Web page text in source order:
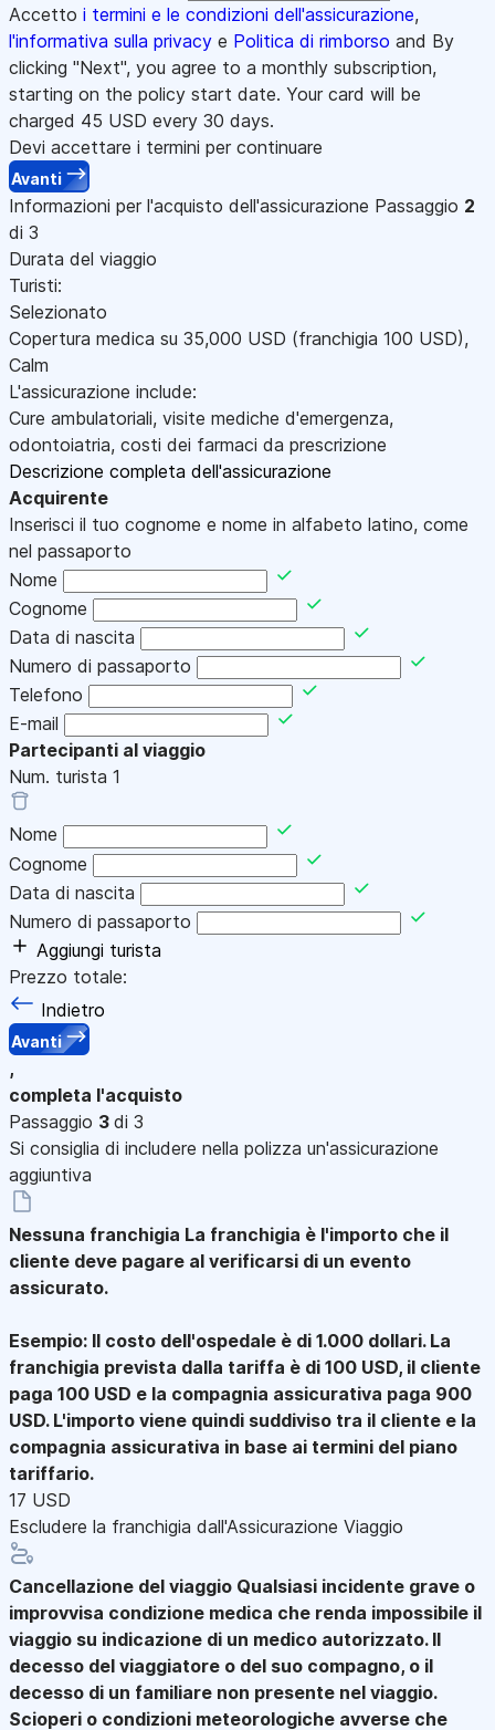
Accetto i termini e le condizioni dell'assicurazione,
l'informativa sulla privacy e Politica di rimborso and By
clicking "Next", you agree to a monthly subscription,
starting on the policy start date. Your card will be
charged 45 USD every 30 days.
Devi accettare i termini per continuare
Avanti
Informazioni per l'acquisto dell'assicurazione Passaggio 2
di 3
Durata del viaggio
Turisti:
Selezionato
Copertura medica su 35,000 USD (franchigia 100 USD),
Calm
L'assicurazione include:
Cure ambulatoriali, visite mediche d'emergenza,
odontoiatria, costi dei farmaci da prescrizione
Descrizione completa dell'assicurazione
Acquirente
Inserisci il tuo cognome e nome in alfabeto latino, come
nel passaporto
Nome
Cognome
Data di nascita
Numero di passaporto
Telefono
E-mail
Partecipanti al viaggio
Num. turista 1
Nome
Cognome
Data di nascita
Numero di passaporto
Aggiungi turista
Prezzo totale:
Indietro
Avanti
,
completa l'acquisto
Passaggio 3 di 3
Si consiglia di includere nella polizza un'assicurazione
aggiuntiva
Nessuna franchigia La franchigia è l'importo che il
cliente deve pagare al verificarsi di un evento
assicurato.
Esempio: Il costo dell'ospedale è di 1.000 dollari. La
franchigia prevista dalla tariffa è di 100 USD, il cliente
paga 100 USD e la compagnia assicurativa paga 900
USD. L'importo viene quindi suddiviso tra il cliente e la
compagnia assicurativa in base ai termini del piano
tariffario.
17 USD
Escludere la franchigia dall'Assicurazione Viaggio
Cancellazione del viaggio Qualsiasi incidente grave o
improvvisa condizione medica che renda impossibile il
viaggio su indicazione di un medico autorizzato. Il
decesso del viaggiatore o del suo compagno, o il
decesso di un familiare non presente nel viaggio.
Scioperi o condizioni meteorologiche avverse che